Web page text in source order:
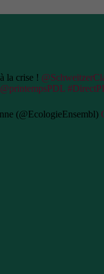
la crise !
@printempsPDL
(@EcologieEnsembl)